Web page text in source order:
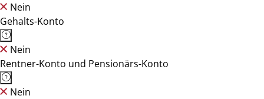
Nein
Gehalts-Konto
Nein
Rentner-Konto und Pensionärs-Konto
Nein